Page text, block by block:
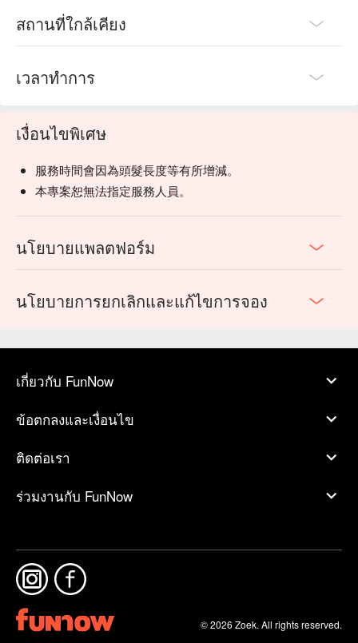
สถานที่ใกล้เคียง
เวลาทำการ
เงื่อนไขพิเศษ
服務時間會因為頭髮長度等有所增減。
本專案恕無法指定服務人員。
นโยบายแพลตฟอร์ม
นโยบายการยกเลิกและแก้ไขการจอง
เกี่ยวกับ FunNow
ข้อตกลงและเงื่อนไข
ติดต่อเรา
ร่วมงานกับ FunNow
© 2026 Zoek. All rights reserved.